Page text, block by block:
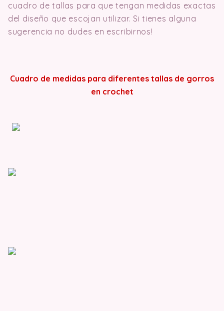
cuadro de tallas para que tengan medidas exactas
del diseño que escojan utilizar. Si tienes alguna
sugerencia no dudes en escribirnos!
Cuadro de medidas para diferentes tallas de gorros
en crochet